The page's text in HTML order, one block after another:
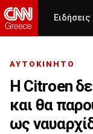
Ειδήσεις
ΑΥΤΟΚΙΝΗΤΟ
H Citroen
και θα
ως